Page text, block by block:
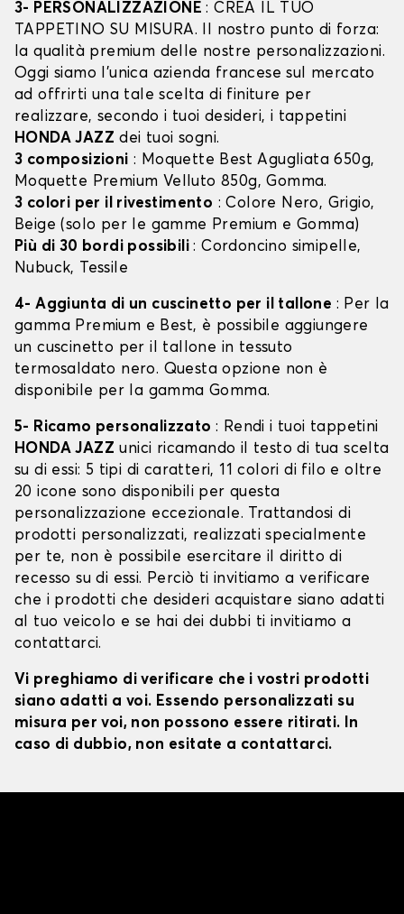
3- PERSONALIZZAZIONE: CREA IL TUO
TAPPETINO SU MISURA. Il nostro punto di forza:
la qualità premium delle nostre personalizzazioni.
Oggi siamo l’unica azienda francese sul mercato
ad offrirti una tale scelta di finiture per
realizzare, secondo i tuoi desideri, i tappetini
HONDA JAZZ dei tuoi sogni.
3 composizioni : Moquette Best Agugliata 650g,
Moquette Premium Velluto 850g, Gomma.
3 colori per il rivestimento : Colore Nero, Grigio,
Beige (solo per le gamme Premium e Gomma)
Più di 30 bordi possibili: Cordoncino simipelle,
Nubuck, Tessile
4- Aggiunta di un cuscinetto per il tallone : Per la
gamma Premium e Best, è possibile aggiungere
un cuscinetto per il tallone in tessuto
termosaldato nero. Questa opzione non è
disponibile per la gamma Gomma.
5- Ricamo personalizzato : Rendi i tuoi tappetini
HONDA JAZZ unici ricamando il testo di tua scelta
su di essi: 5 tipi di caratteri, 11 colori di filo e oltre
20 icone sono disponibili per questa
personalizzazione eccezionale. Trattandosi di
prodotti personalizzati, realizzati specialmente
per te, non è possibile esercitare il diritto di
recesso su di essi. Perciò ti invitiamo a verificare
che i prodotti che desideri acquistare siano adatti
al tuo veicolo e se hai dei dubbi ti invitiamo a
contattarci.
Vi preghiamo di verificare che i vostri prodotti
siano adatti a voi. Essendo personalizzati su
misura per voi, non possono essere ritirati. In
caso di dubbio, non esitate a contattarci.